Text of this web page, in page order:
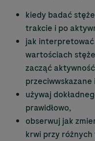
kiedy badać
trakcie i po
jak
wartościach
zacząć
używaj
prawidłowo,
obserwuj jak
krwi przy